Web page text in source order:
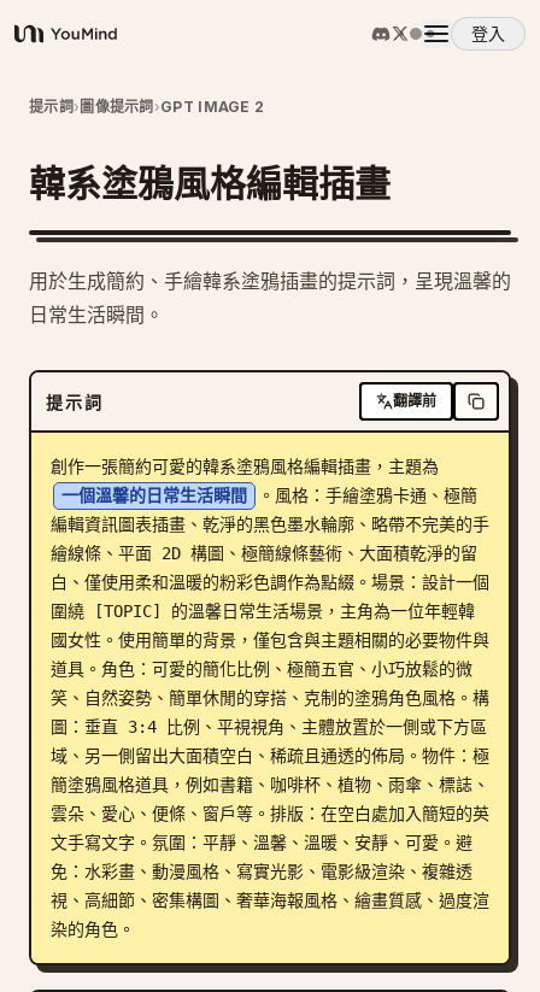
YouMind
登入
概覽
使用案例
定價
下載
部落格
更新
提示詞› 圖像提示詞 ›GPT IMAGE 2
韓系塗鴉風格編輯插畫
用於生成簡約、手繪韓系塗鴉插畫的提示詞，呈現溫馨的
日常生活瞬間。
提示詞 翻譯前
創作一張簡約可愛的韓系塗鴉風格編輯插畫，主題為
一個溫馨的日常生活瞬間
。風格：手繪塗鴉卡通、極簡
編輯資訊圖表插畫、乾淨的黑色墨水輪廓、略帶不完美的手
繪線條、平面 2D 構圖、極簡線條藝術、大面積乾淨的留
白、僅使用柔和溫暖的粉彩色調作為點綴。場景：設計一個
圍繞 [TOPIC] 的溫馨日常生活場景，主角為一位年輕韓
國女性。使用簡單的背景，僅包含與主題相關的必要物件與
道具。角色：可愛的簡化比例、極簡五官、小巧放鬆的微
笑、自然姿勢、簡單休閒的穿搭、克制的塗鴉角色風格。構
圖：垂直 3:4 比例、平視視角、主體放置於一側或下方區
域、另一側留出大面積空白、稀疏且通透的佈局。物件：極
簡塗鴉風格道具，例如書籍、咖啡杯、植物、雨傘、標誌、
雲朵、愛心、便條、窗戶等。排版：在空白處加入簡短的英
文手寫文字。氛圍：平靜、溫馨、溫暖、安靜、可愛。避
免：水彩畫、動漫風格、寫實光影、電影級渲染、複雜透
視、高細節、密集構圖、奢華海報風格、繪畫質感、過度渲
染的角色。